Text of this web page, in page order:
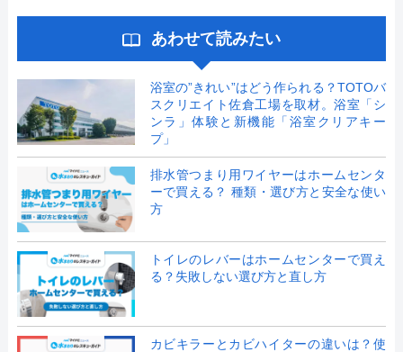
あわせて読みたい
浴室の”きれい”はどう作られる？TOTOバ
スクリエイト佐倉工場を取材。浴室「シ
ンラ」体験と新機能「浴室クリアキー
プ」
排水管つまり用ワイヤーはホームセンタ
ーで買える？ 種類・選び方と安全な使い
方
トイレのレバーはホームセンターで買え
る？失敗しない選び方と直し方
カビキラーとカビハイターの違いは？使